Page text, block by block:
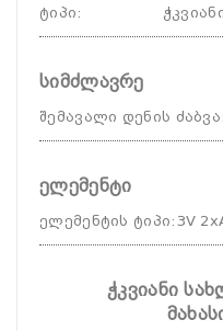
ტიპი:
სიმძლავრე
შემავალი დენის ძაბვა:
ელემენტი
ელემენტის ტიპი: 3V
ჭკვიანი